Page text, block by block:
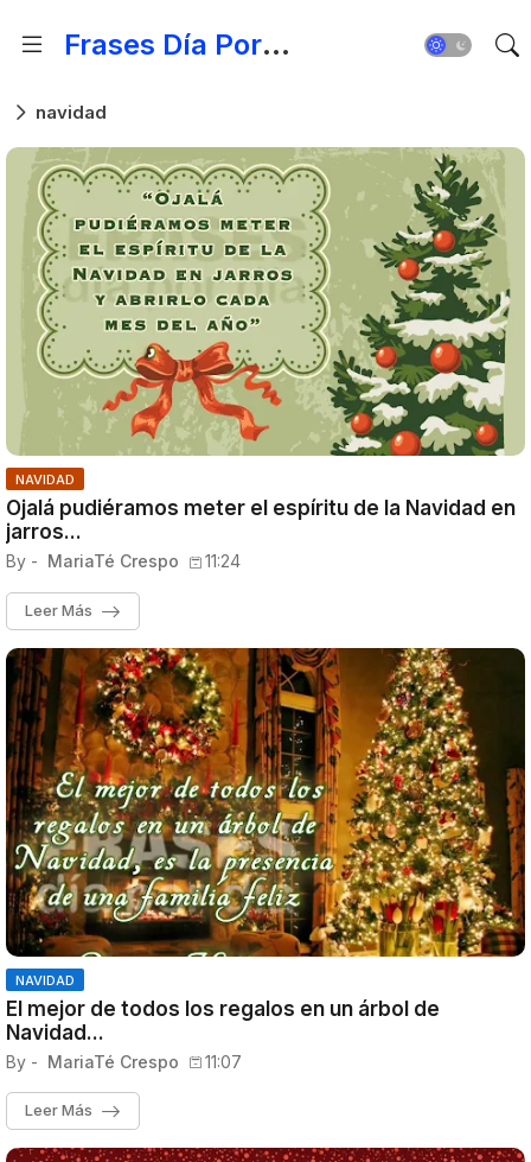
Frases Día Por Día - Para Fortalecer el Espíritu
navidad
NAVIDAD
Ojalá pudiéramos meter el espíritu de la Navidad en
jarros...
By - MariaTé Crespo 11:24
Leer Más
NAVIDAD
El mejor de todos los regalos en un árbol de
Navidad...
By - MariaTé Crespo 11:07
Leer Más